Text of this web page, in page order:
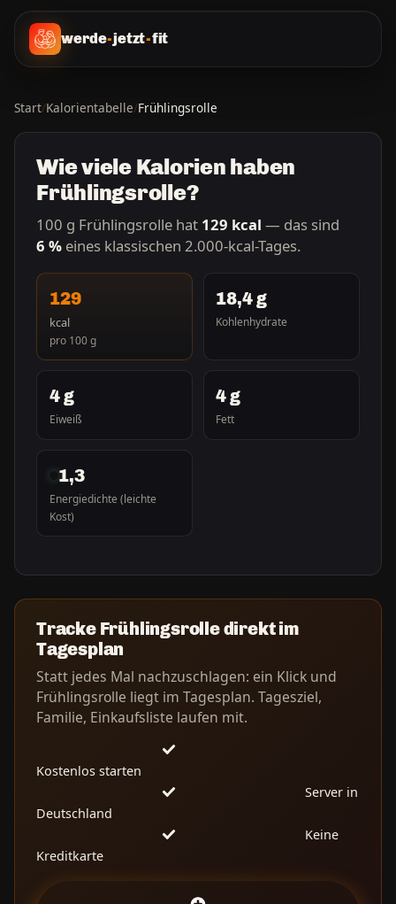
werde-jetzt-fit
Start/Kalorientabelle/Frühlingsrolle
Wie viele Kalorien haben
Frühlingsrolle?
100 g Frühlingsrolle hat 129 kcal — das sind
6 % eines klassischen 2.000-kcal-Tages.
129
kcal
pro 100 g
18,4 g
Kohlenhydrate
4 g
Eiweiß
4 g
Fett
1,3
Energiedichte (leichte
Kost)
Tracke Frühlingsrolle direkt im
Tagesplan
Statt jedes Mal nachzuschlagen: ein Klick und
Frühlingsrolle liegt im Tagesplan. Tagesziel,
Familie, Einkaufsliste laufen mit.
Kostenlos starten
Server in
Deutschland
Keine
Kreditkarte